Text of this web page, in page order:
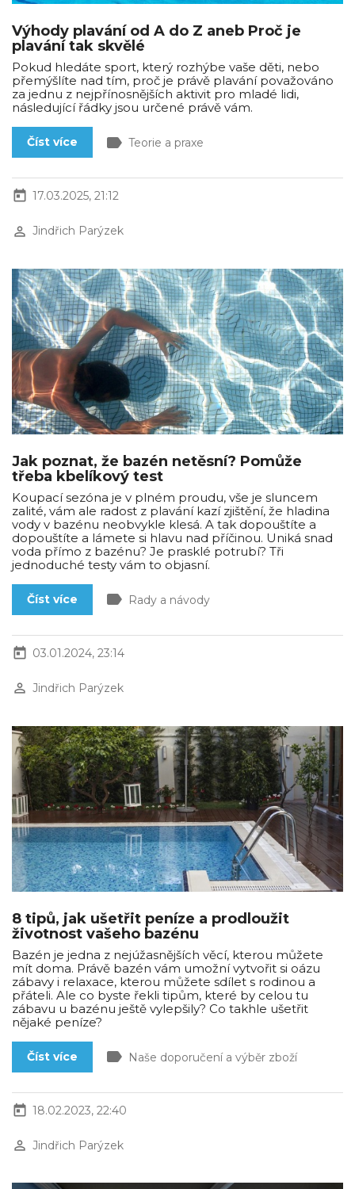
Výhody plavání od A do Z aneb Proč je
plavání tak skvělé
Pokud hledáte sport, který rozhýbe vaše děti, nebo
přemýšlíte nad tím, proč je právě plavání považováno
za jednu z nejpřínosnějších aktivit pro mladé lidi,
následující řádky jsou určené právě vám.
Číst více label Teorie a praxe
today 17.03.2025, 21:12
perm_identity Jindřich Parýzek
Jak poznat, že bazén netěsní? Pomůže
třeba kbelíkový test
Koupací sezóna je v plném proudu, vše je sluncem
zalité, vám ale radost z plavání kazí zjištění, že hladina
vody v bazénu neobvykle klesá. A tak dopouštíte a
dopouštíte a lámete si hlavu nad příčinou. Uniká snad
voda přímo z bazénu? Je prasklé potrubí? Tři
jednoduché testy vám to objasní.
Číst více label Rady a návody
today 03.01.2024, 23:14
perm_identity Jindřich Parýzek
8 tipů, jak ušetřit peníze a prodloužit
životnost vašeho bazénu
Bazén je jedna z nejúžasnějších věcí, kterou můžete
mít doma. Právě bazén vám umožní vytvořit si oázu
zábavy i relaxace, kterou můžete sdílet s rodinou a
přáteli. Ale co byste řekli tipům, které by celou tu
zábavu u bazénu ještě vylepšily? Co takhle ušetřit
nějaké peníze?
Číst více label Naše doporučení a výběr zboží
today 18.02.2023, 22:40
perm_identity Jindřich Parýzek